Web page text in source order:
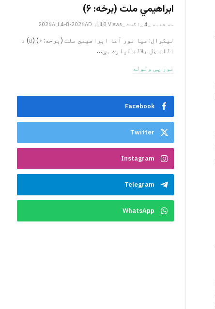
ابراهيمي ملت (برخه: ۶)
سه شنبه _4 _اگست _2026AH 4-8-2026AD 18 Views
ليکوال: میا نور آغا ابراهيمي ملت (برخه: ۶) (۵) د
الله جل جلاله لپاره یې…
نور یی ولوله
Facebook
Twitter
Instagram
Telegram
WhatsApp